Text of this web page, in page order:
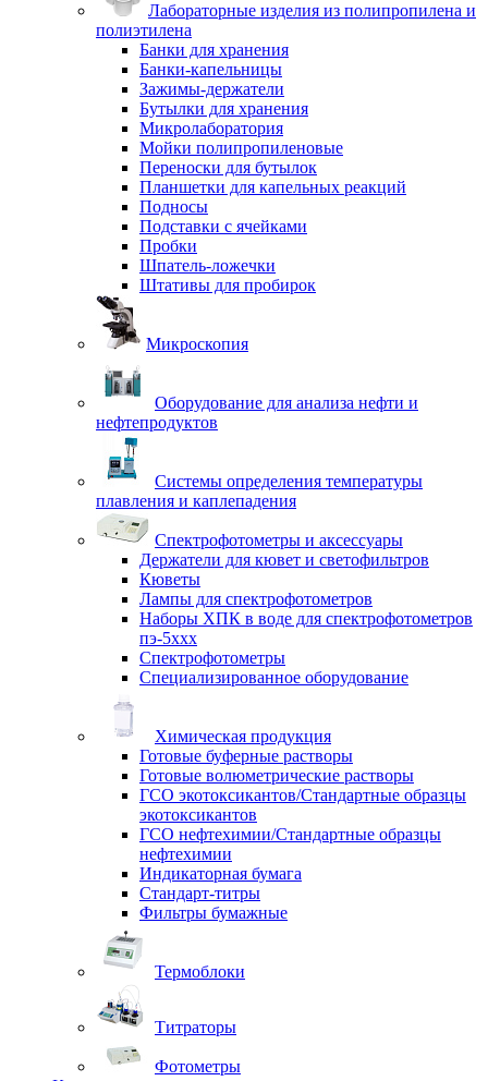
Лабораторные изделия из полипропилена и
полиэтилена
Банки для хранения
Банки-капельницы
Зажимы-держатели
Бутылки для хранения
Микролаборатория
Мойки полипропиленовые
Переноски для бутылок
Планшетки для капельных реакций
Подносы
Подставки с ячейками
Пробки
Шпатель-ложечки
Штативы для пробирок
Микроскопия
Оборудование для анализа нефти и
нефтепродуктов
Системы определения температуры
плавления и каплепадения
Спектрофотометры и аксессуары
Держатели для кювет и светофильтров
Кюветы
Лампы для спектрофотометров
Наборы ХПК в воде для спектрофотометров
пэ-5ххх
Спектрофотометры
Специализированное оборудование
Химическая продукция
Готовые буферные растворы
Готовые волюметрические растворы
ГСО экотоксикантов/Стандартные образцы
экотоксикантов
ГСО нефтехимии/Стандартные образцы
нефтехимии
Индикаторная бумага
Стандарт-титры
Фильтры бумажные
Термоблоки
Титраторы
Фотометры